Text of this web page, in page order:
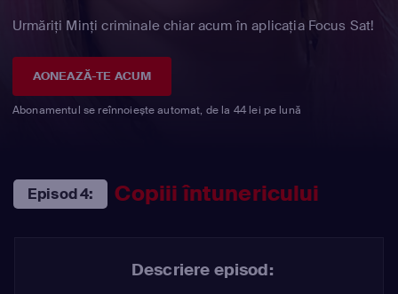
Urmăriți Minţi criminale chiar acum în aplicația Focus Sat!
AONEAZĂ-TE ACUM
Abonamentul se reînnoiește automat, de la 44 lei pe lună
Episod 4: Copiii întunericului
Descriere episod: